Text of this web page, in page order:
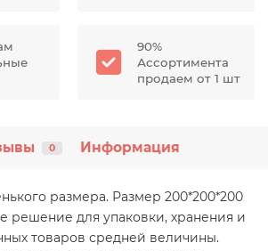
90%
Ассортимента
продаем от 1 шт
0 Информация
размера. Размер 200*200*200
решение для упаковки, хранения и
товаров средней величины.